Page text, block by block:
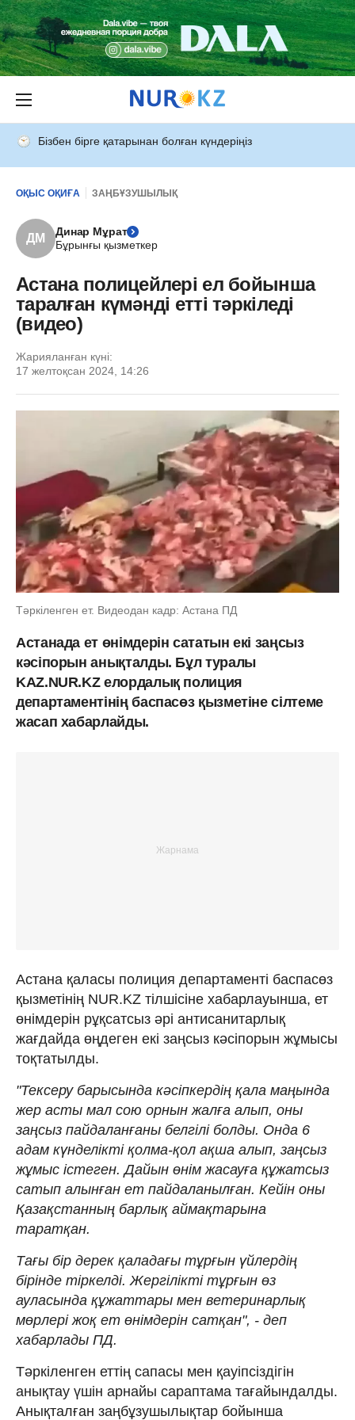
Бізбен бірге қатарынан болған күндеріңіз
ОҚЫС ОҚИҒА ЗАҢБҰЗУШЫЛЫҚ
ДМ
Динар Мұрат
Бұрынғы қызметкер
Астана полицейлері ел бойынша
таралған күмәнді етті тәркіледі
(видео)
Жарияланған күні:
17 желтоқсан 2024, 14:26
Тәркіленген ет. Видеодан кадр: Астана ПД
Астанада ет өнімдерін сататын екі заңсыз
кәсіпорын анықталды. Бұл туралы
KAZ.NUR.KZ елордалық полиция
департаментінің баспасөз қызметіне сілтеме
жасап хабарлайды.
Астана қаласы полиция департаменті баспасөз
қызметінің NUR.KZ тілшісіне хабарлауынша, ет
өнімдерін рұқсатсыз әрі антисанитарлық
жағдайда өңдеген екі заңсыз кәсіпорын жұмысы
тоқтатылды.
"Тексеру барысында кәсіпкердің қала маңында
жер асты мал сою орнын жалға алып, оны
заңсыз пайдаланғаны белгілі болды. Онда 6
адам күнделікті қолма-қол ақша алып, заңсыз
жұмыс істеген. Дайын өнім жасауға құжатсыз
сатып алынған ет пайдаланылған. Кейін оны
Қазақстанның барлық аймақтарына
таратқан.
Тағы бір дерек қаладағы тұрғын үйлердің
бірінде тіркелді. Жергілікті тұрғын өз
ауласында құжаттары мен ветеринарлық
мөрлері жоқ ет өнімдерін сатқан", - деп
хабарлады ПД.
Тәркіленген еттің сапасы мен қауіпсіздігін
анықтау үшін арнайы сараптама тағайындалды.
Анықталған заңбұзушылықтар бойынша